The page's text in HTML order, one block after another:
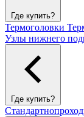
Где купить?
Термоголовки
Узлы нижнего
Где купить?